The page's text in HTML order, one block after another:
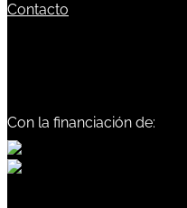
Contacto
Con la financiación de: